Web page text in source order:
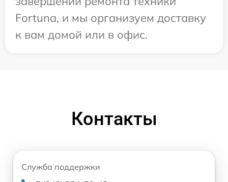
Fortuna, и мы организуем доставку
к вам домой или в офис.
Контакты
Служба поддержки